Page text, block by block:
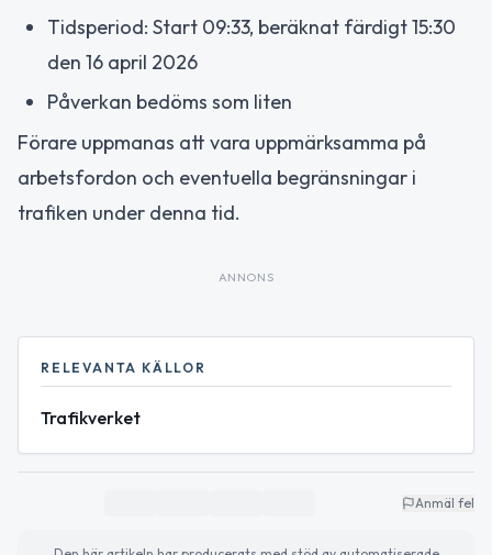
Tidsperiod: Start 09:33, beräknat färdigt 15:30
den 16 april 2026
Påverkan bedöms som liten
Förare uppmanas att vara uppmärksamma på
arbetsfordon och eventuella begränsningar i
trafiken under denna tid.
ANNONS
RELEVANTA KÄLLOR
Trafikverket
Anmäl fel